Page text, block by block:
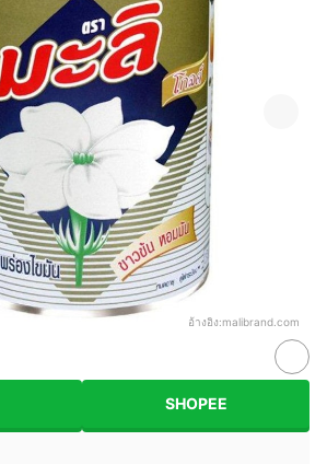
อ้างอิง:malibrand.com
SHOPEE